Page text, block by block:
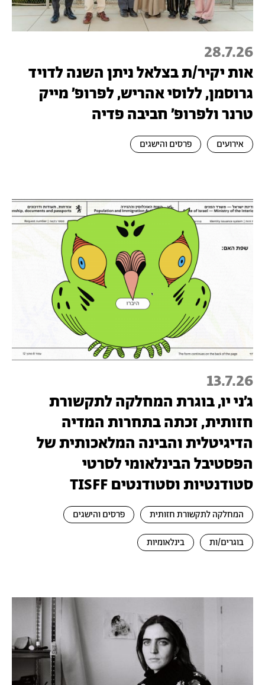
28.7.26
אות יקיר/ת בצלאל ניתן השנה לדויד
גרוסמן, ללוסי אהריש, לפרופ׳ מייק
טרנר ולפרופ׳ חביבה פדיה
אירועים פרסים והישגים
13.7.26
ג׳ני יו, בוגרת המחלקה לתקשורת
חזותית, זכתה בתחרות המדיה
הדיגיטלית והבינה המלאכותית של
הפסטיבל הבינלאומי לסרטי
סטודנטיות וסטודנטים TISFF
המחלקה לתקשורת חזותית פרסים והישגים
בוגרים/ות בינלאומיות